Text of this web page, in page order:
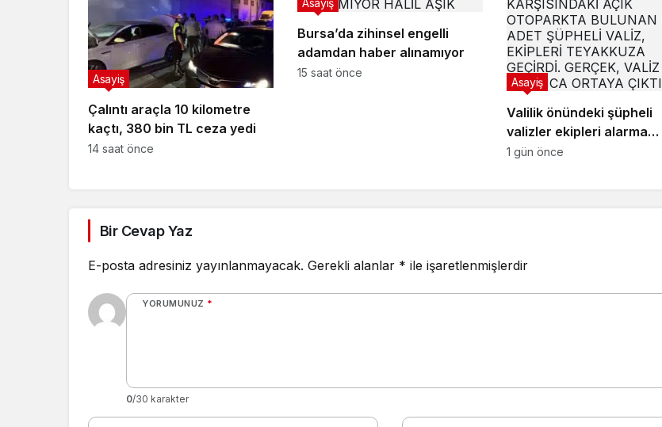
Çalıntı araçla 10 kilometre
kaçtı, 380 bin TL ceza yedi
Asayiş
14 saat önce
Bursa’da zihinsel engelli
adamdan haber alınamıyor
15 saat önce
Valilik önündeki şüpheli
valizler ekipleri alarma
geçirdi.. Gerçek sonradan
Asayiş
1 gün önce
Bir Cevap Yaz
E-posta adresiniz yayınlanmayacak. Gerekli alanlar * ile işaretlenmişlerdir
YORUMUNUZ *
0/30 karakter